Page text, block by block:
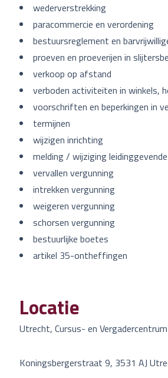
wederverstrekking
paracommercie en verordening
bestuursreglement en
proeven en proeverijen in
verkoop op afstand
verboden activiteiten in winkels,
voorschriften en beperkingen in
termijnen
wijzigen inrichting
melding / wijziging leidinggevende
vervallen vergunning
intrekken vergunning
weigeren vergunning
schorsen vergunning
bestuurlijke boetes
artikel 35-ontheffingen
Locatie
Utrecht, Cursus- en
Koningsbergerstraat 9, 3531 AJ